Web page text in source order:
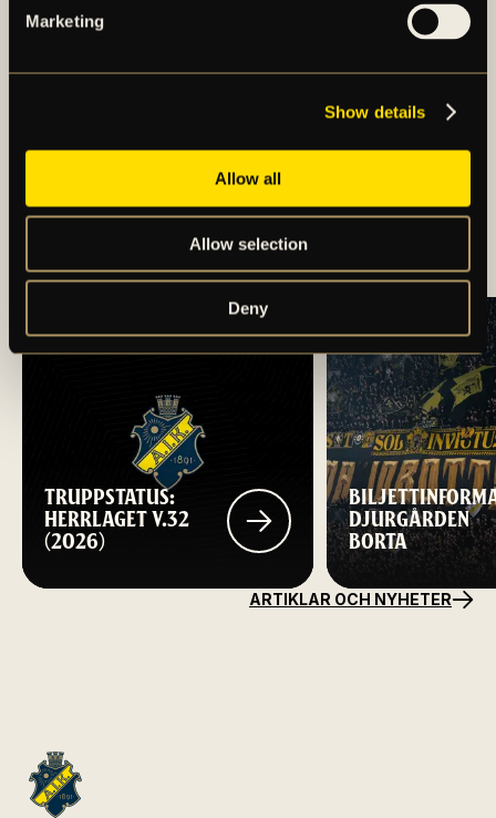
Marketing
Show details
Allow all
Allow selection
Deny
SUPPORTERINFORMATION:
AIK – BP (DAM)
TRUPPSTATUS:
HERRLAGET V.32
(2026)
DJURGÅRDEN
BORTA
ARTIKLAR OCH NYHETER